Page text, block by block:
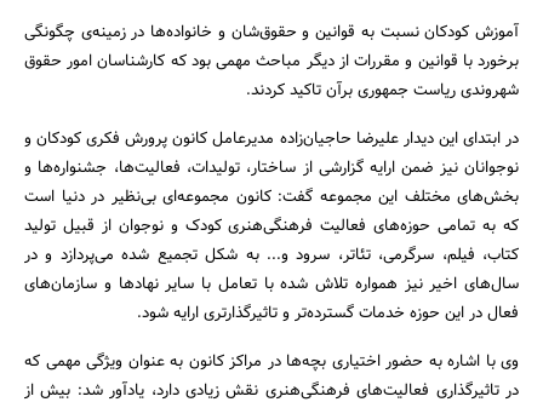
آموزش کودکان نسبت به قوانین و حقوق‌شان و خانواده‌ها در زمینه‌ی چگونگی
برخورد با قوانین و مقررات از دیگر مباحث مهمی بود که کارشناسان امور حقوق
شهروندی ریاست جمهوری برآن تاکید کردند.
در ابتدای این دیدار علیرضا حاجیان‌زاده مدیرعامل کانون پرورش فکری کودکان و
نوجوانان نیز ضمن ارایه گزارشی از ساختار، تولیدات، فعالیت‌ها، جشنواره‌ها و
بخش‌های مختلف این مجموعه گفت: کانون مجموعه‌ای بی‌نظیر در دنیا است
که به تمامی حوزه‌های فعالیت‌ فرهنگی‌هنری کودک و نوجوان از قبیل تولید
کتاب، فیلم، سرگرمی، تئاتر، سرود و... به شکل تجمیع شده می‌پردازد و در
سال‌های اخیر نیز همواره تلاش شده با تعامل با سایر نهادها و سازمان‌های
فعال در این حوزه خدمات گسترده‌تر و تاثیرگذارتری ارایه شود.
وی با اشاره به حضور اختیاری بچه‌ها در مراکز کانون به عنوان ویژگی‌ مهمی که
در تاثیرگذاری فعالیت‌های فرهنگی‌هنری نقش زیادی دارد، یادآور شد: بیش از